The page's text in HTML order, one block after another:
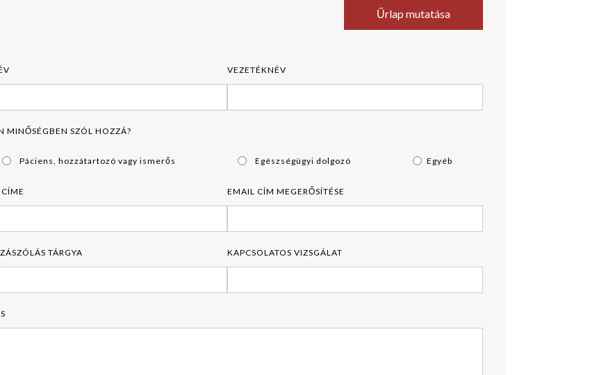
Űrlap mutatása
VEZETÉKNÉV
MINŐSÉGBEN SZÓL HOZZÁ?
Páciens, hozzátartozó vagy ismerős Egészségügyi dolgozó Egyéb
EMAIL CÍM MEGERŐSÍTÉSE
TÁRGYA KAPCSOLATOS VIZSGÁLAT